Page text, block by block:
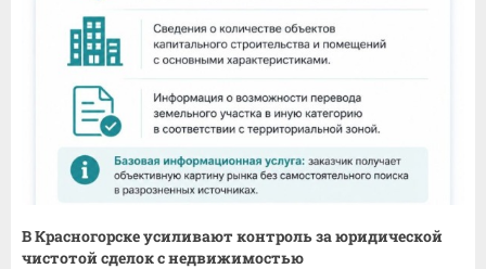
В Красногорске усиливают контроль за юридической
чистотой сделок с недвижимостью